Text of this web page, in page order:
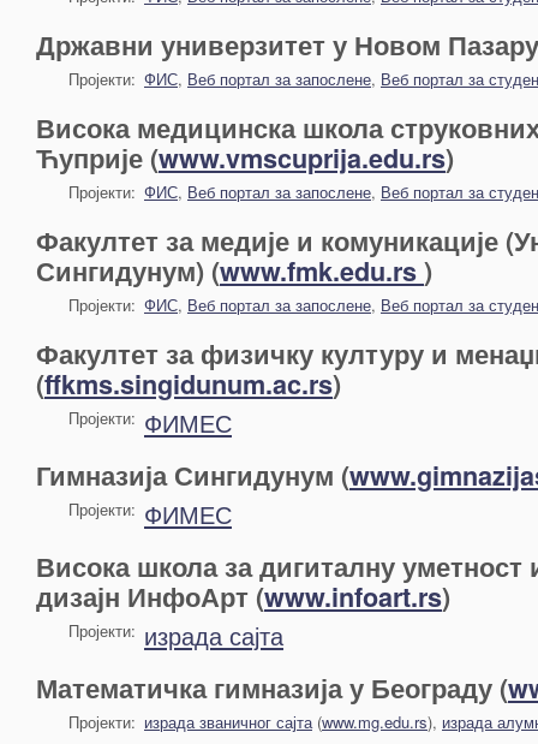
Државни универзитет у Новом
Пројекти: ФИС, Веб портал за запослене, Веб портал за
Висока медицинска школа
Ћуприје (www.vmscuprija.edu.rs)
Пројекти: ФИС, Веб портал за запослене, Веб портал за
Факултет за медије и комуникације
Сингидунум) (www.fmk.edu.rs)
Пројекти: ФИС, Веб портал за запослене, Веб портал за
Факултет за физичку културу и
(ffkms.singidunum.ac.rs)
Пројекти: ФИМЕС
Гимназија Сингидунум (
Пројекти: ФИМЕС
Висока школа за дигиталну
дизајн ИнфоАрт (www.infoart.rs)
Пројекти: израда сајта
Математичка гимназија у Београду (
Пројекти: израда званичног сајта(www.mg.edu.rs), израда